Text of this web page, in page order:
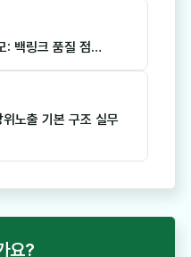
백링크 품질 점…
노출 기본 구조 실무
요?